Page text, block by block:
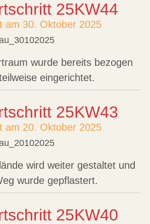
25KW44
am 30. Oktober 2025
wurde bereits bezogen
eingerichtet.
25KW43
am 20. Oktober 2025
wird weiter gestaltet und
wurde gepflastert.
25KW40